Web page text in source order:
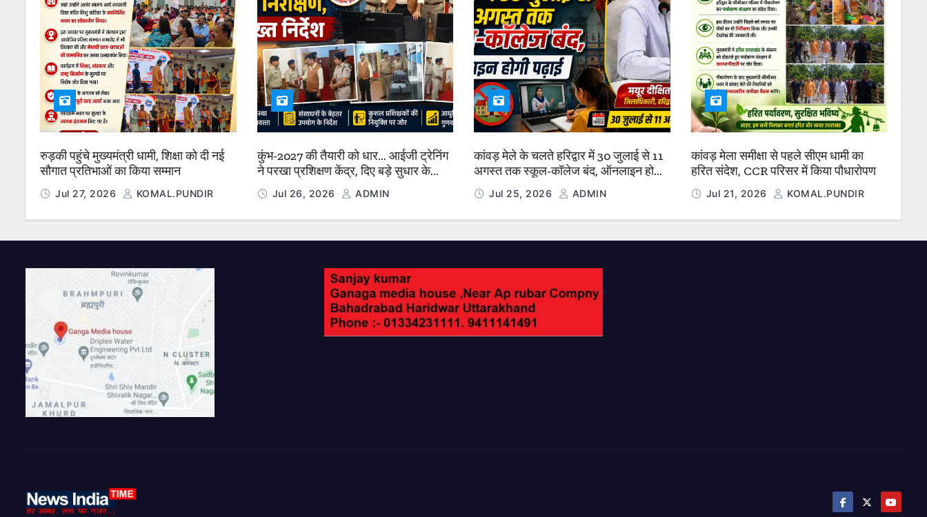
रुड़की पहुंचे मुख्यमंत्री धामी, शिक्षा को दी नई
सौगात प्रतिभाओं का किया सम्मान
Jul 27, 2026 KOMAL.PUNDIR
कुंभ-2027 की तैयारी को धार… आईजी ट्रेनिंग
ने परखा प्रशिक्षण केंद्र, दिए बड़े सुधार के
निर्देश”Jul 26, 2026 ADMIN
कांवड़ मेले के चलते हरिद्वार में 30 जुलाई से 11
अगस्त तक स्कूल-कॉलेज बंद, ऑनलाइन होगी
पढ़ाईJul 25, 2026 ADMIN
कांवड़ मेला समीक्षा से पहले सीएम धामी का
हरित संदेश, CCR परिसर में किया पौधारोपण
Jul 21, 2026 KOMAL.PUNDIR